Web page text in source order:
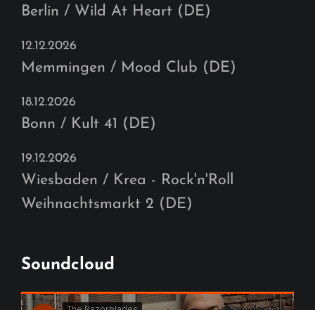
Berlin / Wild At Heart (DE)
12.12.2026
Memmingen / Mood Club (DE)
18.12.2026
Bonn / Kult 41 (DE)
19.12.2026
Wiesbaden / Krea - Rock'n'Roll
Weihnachtsmarkt 2 (DE)
Soundcloud